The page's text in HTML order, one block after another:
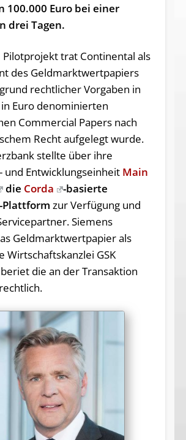
100.000 Euro bei einer
drei Tagen.
Pilotprojekt trat Continental als
des Geldmarktwertpapiers
rechtlicher Vorgaben in
Euro denominierten
Commercial Papers nach
Recht aufgelegt wurde.
stellte über ihre
und Entwicklungseinheit Main
die Corda
-basierte
Plattform zur Verfügung und
Siemens
Geldmarktwertpapier als
Wirtschaftskanzlei GSK
die an der Transaktion